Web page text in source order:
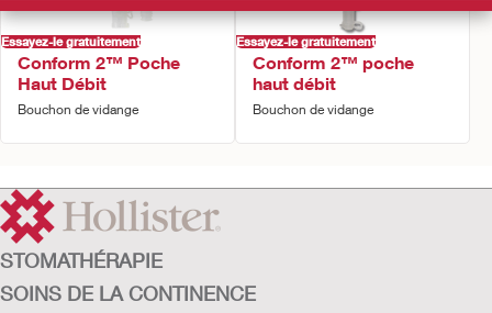
Essayez-le gratuitement
Conform 2™ Poche
Haut Débit
Bouchon de vidange
Essayez-le gratuitement
Conform 2™ poche
haut débit
Bouchon de vidange
STOMATHÉRAPIE
SOINS DE LA CONTINENCE